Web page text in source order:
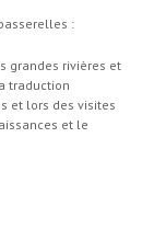
:
grandes rivières et
traduction
et lors des visites
et le